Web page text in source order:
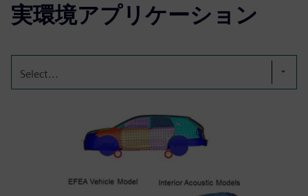
実環境アプリケーション
Select...